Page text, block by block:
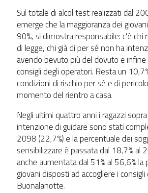
Sul totale di alcol test realizzati dal
emerge che la maggioranza dei
90%, si dimostra responsabile: c'è chi
di legge, chi già di per sé non ha
avendo bevuto più del dovuto e infine
consigli degli operatori. Resta un
condizioni di rischio per sé e di
momento del rientro a casa.
Negli ultimi quattro anni i ragazzi
intenzione di guidare sono stati
2098 (22,7%) e la percentuale dei
sensibilizzare è passata dal 18,7% al
anche aumentata dal 51% al 56,6% la
giovani disposti ad accogliere i
Buonalanotte.